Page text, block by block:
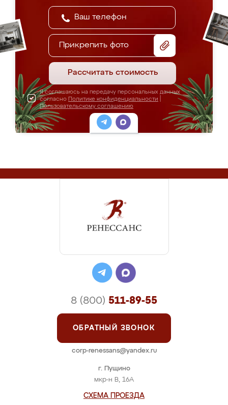
Прикрепить фото
Рассчитать стоимость
Я соглашаюсь на передачу персональных данных
согласно Политике конфиденциальности
Пользовательскому соглашению
г. Пущино
мкр-н В, 16А
СХЕМА ПРОЕЗДА
8 (800) 511-89-55
ОБРАТНЫЙ ЗВОНОК
corp-renessans@yandex.ru